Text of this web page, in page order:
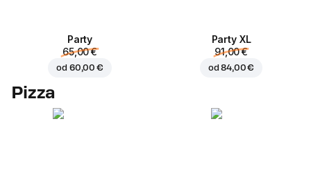
Party
65,00 €
od 60,00 €
Party XL
91,00 €
od84,00 €
Pizza